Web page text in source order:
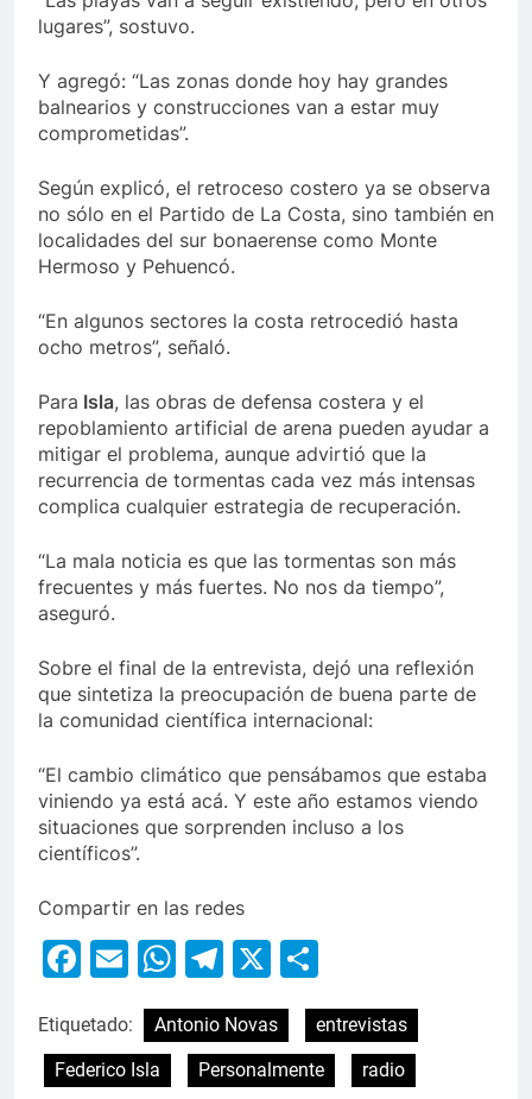
lugares”, sostuvo.
Y agregó: “Las zonas donde hoy hay grandes
balnearios y construcciones van a estar muy
comprometidas”.
Según explicó, el retroceso costero ya se observa
no sólo en el Partido de La Costa, sino también en
localidades del sur bonaerense como Monte
Hermoso y Pehuencó.
“En algunos sectores la costa retrocedió hasta
ocho metros”, señaló.
Para Isla, las obras de defensa costera y el
repoblamiento artificial de arena pueden ayudar a
mitigar el problema, aunque advirtió que la
recurrencia de tormentas cada vez más intensas
complica cualquier estrategia de recuperación.
“La mala noticia es que las tormentas son más
frecuentes y más fuertes. No nos da tiempo”,
aseguró.
Sobre el final de la entrevista, dejó una reflexión
que sintetiza la preocupación de buena parte de
la comunidad científica internacional:
“El cambio climático que pensábamos que estaba
viniendo ya está acá. Y este año estamos viendo
situaciones que sorprenden incluso a los
científicos”.
Compartir en las redes
Facebook
EmailWhatsApp
Telegram
X
Etiquetado: Antonio Novas
entrevistas
Federico Isla
Personalmente radio